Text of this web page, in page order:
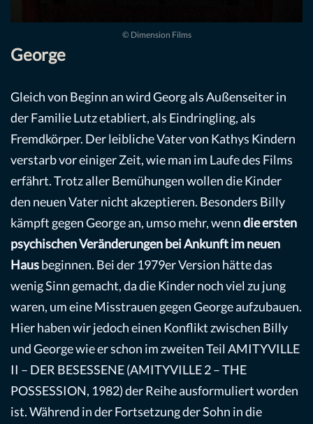
© Dimension Films
George
Gleich von Beginn an wird Georg als Außenseiter in
der Familie Lutz etabliert, als Eindringling, als
Fremdkörper. Der leibliche Vater von Kathys Kindern
verstarb vor einiger Zeit, wie man im Laufe des Films
erfährt. Trotz aller Bemühungen wollen die Kinder
den neuen Vater nicht akzeptieren. Besonders Billy
kämpft gegen George an, umso mehr, wenndie ersten
psychischen Veränderungen bei Ankunft im neuen
Hausbeginnen. Bei der 1979er Version hätte das
wenig Sinn gemacht, da die Kinder noch viel zu jung
waren, um eine Misstrauen gegen George aufzubauen.
Hier haben wir jedoch einen Konflikt zwischen Billy
und George wie er schon im zweiten Teil AMITYVILLE
II – DER BESESSENE (AMITYVILLE 2 – THE
POSSESSION, 1982) der Reihe ausformuliert worden
ist. Während in der Fortsetzung der Sohn in die